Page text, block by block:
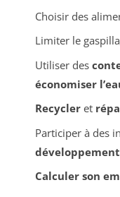
Choisir des
Limiter le
Utiliser des
économiser
Recycleret
Participer à des
Calculer son